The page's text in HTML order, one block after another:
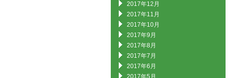
2017年12月
2017年11月
2017年10月
2017年9月
2017年8月
2017年7月
2017年6月
2017年5月